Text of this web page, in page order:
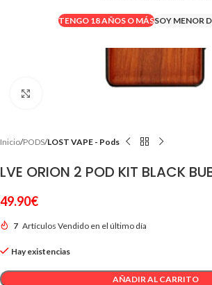
TENGO 18 AÑOS O MÁSSOY MENOR
Inicio PODS LOST VAPE - Pods
LVE ORION 2 POD KIT BLACK
49.90€
7 Artículos Vendido en el último día
Hay existencias
AÑADIR AL CARRITO